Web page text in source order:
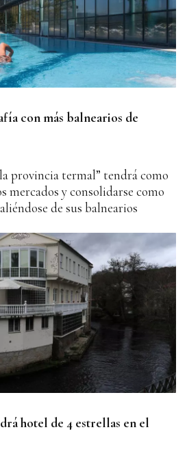
con más balnearios de
provincia termal” tendrá como
mercados y consolidarse como
de sus balnearios
hotel de 4 estrellas en el